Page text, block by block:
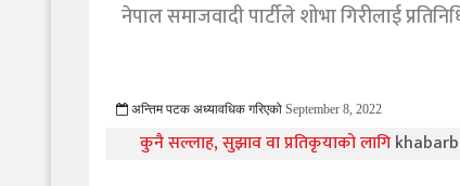
नेपाल समाजवादी पार्टीले शोभा गिरीलाई
अन्तिम पटक अध्यावधिक गरिएको September 8, 2022
कुनै सल्लाह, सुझाव वा प्रतिकृयाको लागि